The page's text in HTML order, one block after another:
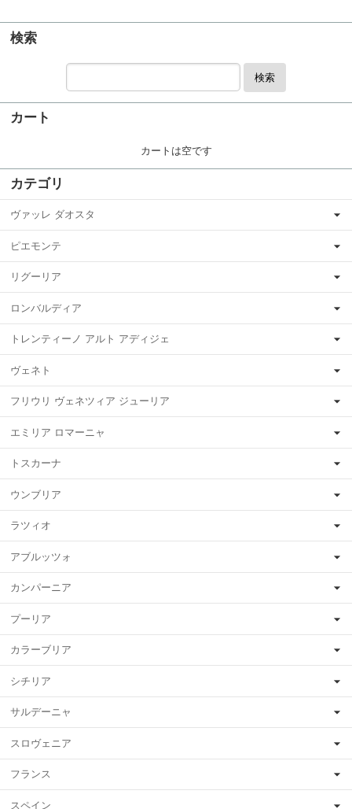
検索
検索
カート
カートは空です
カテゴリ
ヴァッレ ダオスタ
ピエモンテ
リグーリア
ロンバルディア
トレンティーノ アルト アディジェ
ヴェネト
フリウリ ヴェネツィア ジューリア
エミリア ロマーニャ
トスカーナ
ウンブリア
ラツィオ
アブルッツォ
カンパーニア
プーリア
カラーブリア
シチリア
サルデーニャ
スロヴェニア
フランス
スペイン